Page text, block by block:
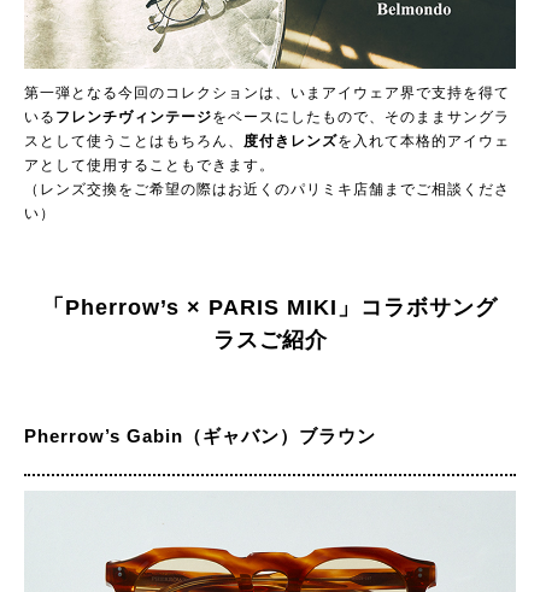
第一弾となる今回のコレクションは、いまアイウェア界で支持を得て
いる フレンチヴィンテージをベースにしたもので、そのままサングラ
スとして使うことはもちろん、 度付きレンズを入れて本格的アイウェ
アとして使用することもできます。
（レンズ交換をご希望の際はお近くのパリミキ店舗までご相談くださ
い）
「Pherrow’s × PARIS MIKI」コラボサング
ラスご紹介
Pherrow’s Gabin（ギャバン）ブラウン